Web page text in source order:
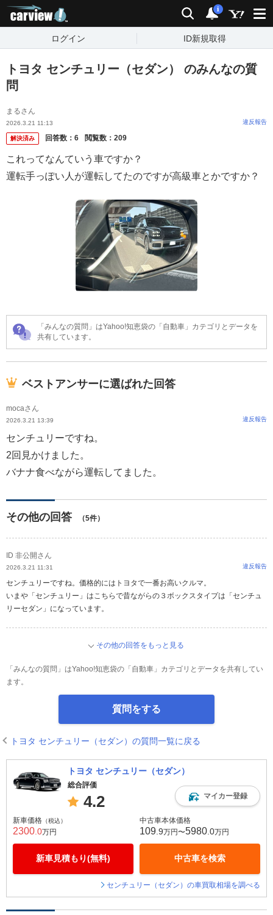
検索 通知
i
ログイン ID新規取得
トヨタ センチュリー（セダン） のみんなの質
問
まるさん
2026.3.21 11:13 違反報告
解決済み 回答数： 6 閲覧数： 209
これってなんていう車ですか？
運転手っぽい人が運転してたのですが高級車とかですか？
「みんなの質問」はYahoo!知恵袋の「自動車」カテゴリとデータを
共有しています。
ベストアンサーに選ばれた回答
mocaさん
2026.3.21 13:39 違反報告
センチュリーですね。
2回見かけました。
バナナ食べながら運転してました。
その他の回答 （5件）
ID 非公開さん
2026.3.21 11:31 違反報告
センチュリーですね。価格的にはトヨタで一番お高いクルマ。
いまや「センチュリー」はこちらで昔ながらの３ボックスタイプは「センチュ
リーセダン」になっています。
その他の回答をもっと見る
「みんなの質問」はYahoo!知恵袋の「自動車」カテゴリとデータを共有してい
ます。
質問をする
トヨタ センチュリー（セダン）の質問一覧に戻る
トヨタ センチュリー（セダン）
総合評価
4.2 マイカー登録
新車価格 （税込）
2300 .0万円
新車見積もり(無料)
中古車本体価格
109 .9万円〜5980 .0万円
中古車を検索
センチュリー（セダン）の車買取相場を調べる